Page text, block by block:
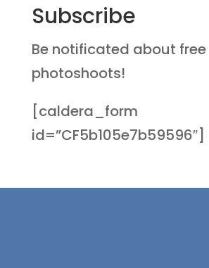
Subscribe
Be notificated about free
photoshoots!
[caldera_form
id=”CF5b105e7b59596″]